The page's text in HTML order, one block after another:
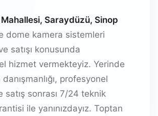
Mahallesi, Saraydüzü, Sinop
dome kamera sistemleri
satışı konusunda
hizmet vermekteyiz. Yerinde
profesyonel
satış sonrası 7/24 teknik
ile yanınızdayız. Toptan